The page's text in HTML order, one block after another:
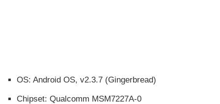
OS: Android OS, v2.3.7 (Gingerbread)
Chipset: Qualcomm MSM7227A-0